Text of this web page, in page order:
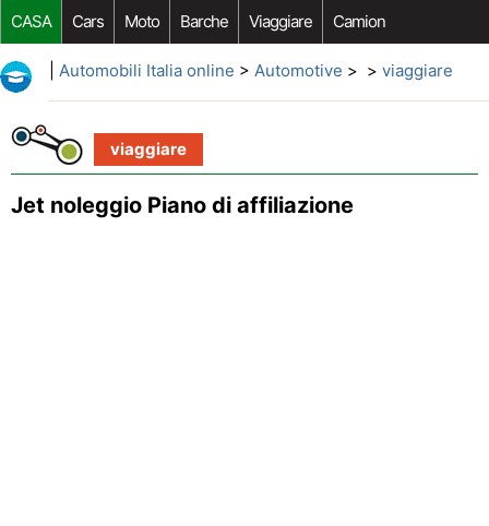
CASA Cars Moto Barche Viaggiare Camion
Riparazione Auto Acquisto Auto Car Opzioni Aftermarket
Automobili Italia online > Automotive > > viaggiare
viaggiare
Jet noleggio Piano di affiliazione